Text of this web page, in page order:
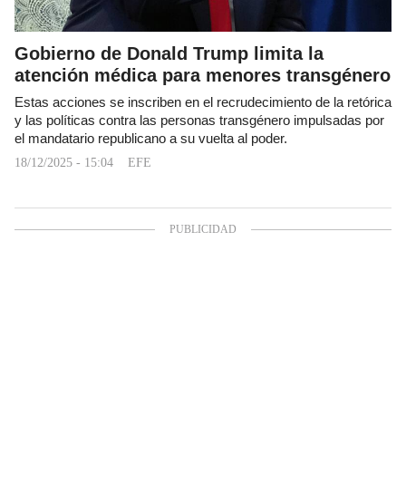
Gobierno de Donald Trump limita la
atención médica para menores transgénero
Estas acciones se inscriben en el recrudecimiento de la retórica
y las políticas contra las personas transgénero impulsadas por
el mandatario republicano a su vuelta al poder.
18/12/2025 - 15:04 EFE